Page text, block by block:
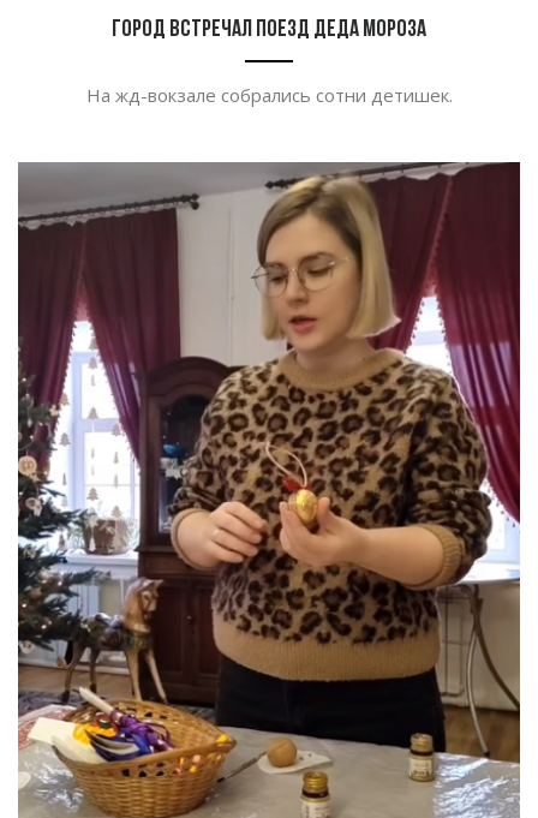
Город встречал поезд Деда Мороза
На жд-вокзале собрались сотни детишек.